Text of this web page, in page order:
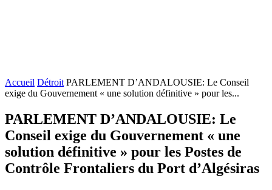
Accueil Détroit PARLEMENT D’ANDALOUSIE: Le Conseil
exige du Gouvernement « une solution définitive » pour les...
PARLEMENT D’ANDALOUSIE: Le
Conseil exige du Gouvernement « une
solution définitive » pour les Postes de
Contrôle Frontaliers du Port d’Algésiras